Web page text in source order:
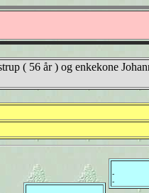
( 56 år ) og enkekone
-
-